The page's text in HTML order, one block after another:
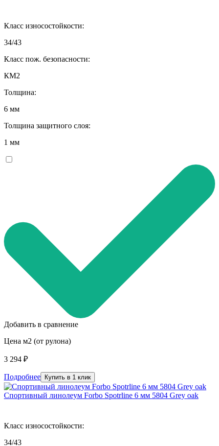
Класс износостойкости:
34/43
Класс пож. безопасности:
КМ2
Толщина:
6 мм
Толщина защитного слоя:
1 мм
Добавить в сравнение
Цена м2 (от рулона)
3 294 ₽
Подробнее Купить в 1 клик
Спортивный линолеум Forbo Spotrline 6 мм 5804 Grey oak
Класс износостойкости:
34/43